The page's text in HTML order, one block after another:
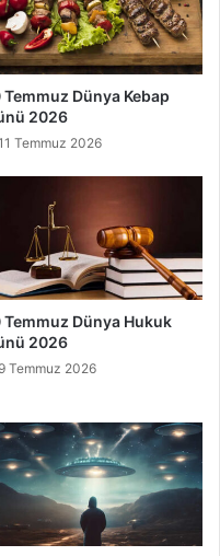
Temmuz Dünya Kebap
2026
Temmuz 2026
Temmuz Dünya Hukuk
2026
Temmuz 2026